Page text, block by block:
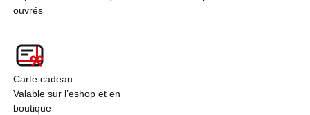
ouvrés
Carte cadeau
Valable sur l’eshop et en
boutique